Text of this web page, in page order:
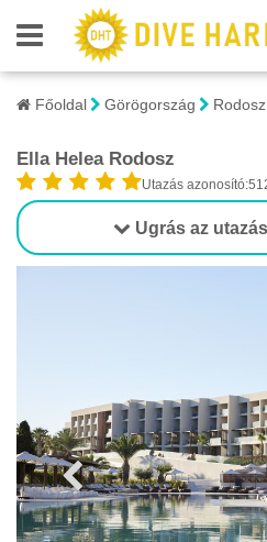
Főoldal Görögország
Ella Helea Rodosz
Utazás
Ugrás az